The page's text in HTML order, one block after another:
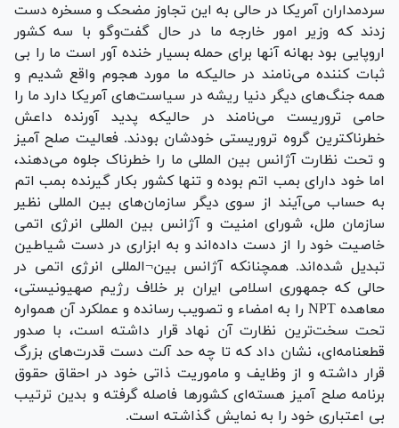
سردمداران آمریکا در حالی به این تجاوز مضحک و مسخره دست
زدند که وزیر امور خارجه ما در حال گفت‌و‌گو با سه کشور
اروپایی بود بهانه آنها برای حمله بسیار خنده آور است ما را بی
ثبات کننده می‌نامند در حالیکه ما مورد هجوم واقع شدیم و
همه جنگ‌های دیگر دنیا ریشه در سیاست‌های آمریکا دارد ما را
حامی تروریست می‌نامند در حالیکه پدید آورنده داعش
خطرناکترین گروه تروریستی خودشان بودند. فعالیت صلح آمیز
و تحت نظارت آژانس بین المللی ما را خطرناک جلوه می‌دهند،
اما خود دارای بمب اتم بوده و تنها کشور بکار گیرنده بمب اتم
به حساب می‌آیند از سوی دیگر سازمان‌های بین المللی نظیر
سازمان ملل، شورای امنیت و آژانس بین المللی انرژی اتمی
خاصیت خود را از دست داده‌اند و به ابزاری در دست شیاطین
تبدیل شده‌اند. همچنانکه آژانس بین¬المللی انرژی اتمی در
حالی که جمهوری اسلامی ایران بر خلاف رژیم صهیونیستی،
معاهده NPT را به امضاء و تصویب رسانده و عملکرد آن همواره
تحت سخت‌ترین نظارت آن نهاد قرار داشته است، با صدور
قطعنامه‌ای، نشان داد که تا چه حد آلت دست قدرت‌های بزرگ
قرار داشته و از وظایف و ماموریت ذاتی خود در احقاق حقوق
برنامه صلح آمیز هسته‌ای کشور‌ها فاصله گرفته و بدین ترتیب
بی اعتباری خود را به نمایش گذاشته است.